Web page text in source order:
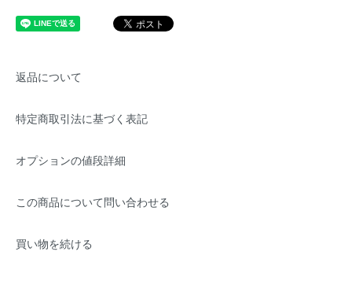
返品について
特定商取引法に基づく表記
オプションの値段詳細
この商品について問い合わせる
買い物を続ける